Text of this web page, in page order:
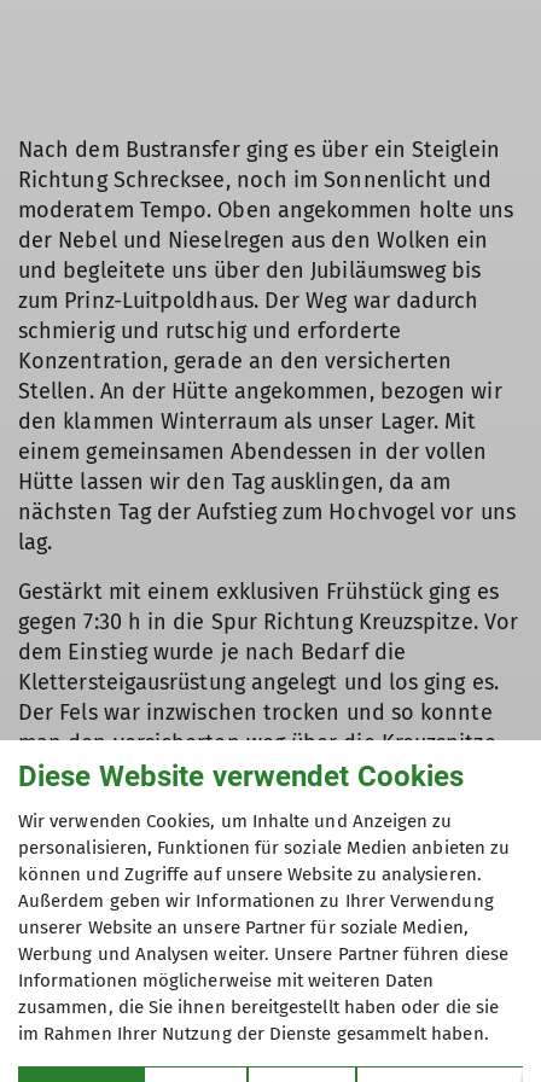
Nach dem Bustransfer ging es über ein Steiglein
Richtung Schrecksee, noch im Sonnenlicht und
moderatem Tempo. Oben angekommen holte uns
der Nebel und Nieselregen aus den Wolken ein
und begleitete uns über den Jubiläumsweg bis
zum Prinz-Luitpoldhaus. Der Weg war dadurch
schmierig und rutschig und erforderte
Konzentration, gerade an den versicherten
Stellen. An der Hütte angekommen, bezogen wir
den klammen Winterraum als unser Lager. Mit
einem gemeinsamen Abendessen in der vollen
Hütte lassen wir den Tag ausklingen, da am
nächsten Tag der Aufstieg zum Hochvogel vor uns
lag.
Gestärkt mit einem exklusiven Frühstück ging es
gegen 7:30 h in die Spur Richtung Kreuzspitze. Vor
dem Einstieg wurde je nach Bedarf die
Klettersteigausrüstung angelegt und los ging es.
Der Fels war inzwischen trocken und so konnte
man den versicherten weg über die Kreuzspitze
genießen. Ab dem Kalten Winkel begann der
kam immer mehr Bewegung in die Wolken, so
auch bei uns. Die Sonne blinzelte leicht durch die
Nebelschwaden und mit erreichen des Gipfels
vom Hochvogel in 2592m Höhe wurden wir mit
Sonnenschein über dem Wolkenmeer belohnt.
Welch ein Ausblick und Gefühl.
Der Blick auf die Uhr lies uns aber nicht allzu
lange hier oben verweilen. Der Abstieg zur
Diese Website verwendet Cookies
Wir verwenden Cookies, um Inhalte und Anzeigen zu
personalisieren, Funktionen für soziale Medien anbieten zu
können und Zugriffe auf unsere Website zu analysieren.
Außerdem geben wir Informationen zu Ihrer Verwendung
unserer Website an unsere Partner für soziale Medien,
Werbung und Analysen weiter. Unsere Partner führen diese
Informationen möglicherweise mit weiteren Daten
zusammen, die Sie ihnen bereitgestellt haben oder die sie
im Rahmen Ihrer Nutzung der Dienste gesammelt haben.